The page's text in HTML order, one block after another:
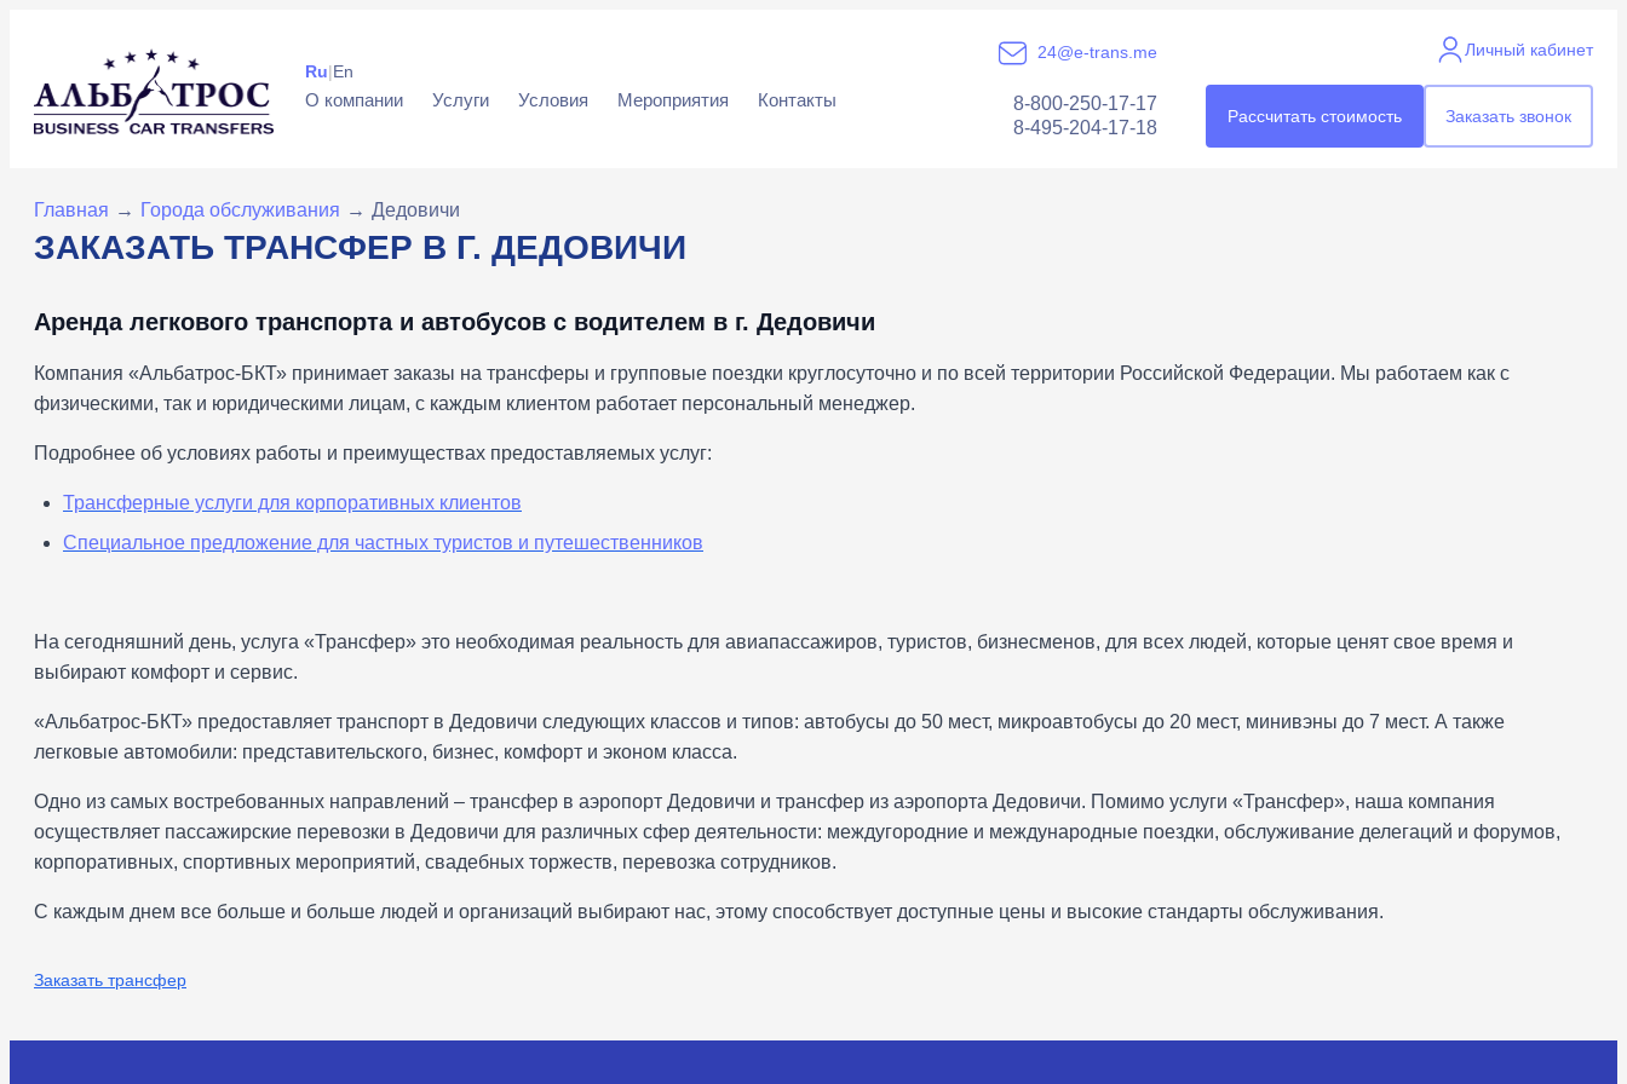
Ru|En
О компании Услуги Условия Мероприятия Контакты
24@e-trans.me Личный кабинет
8-800-250-17-17
8-495-204-17-18
Рассчитать стоимость Заказать звонок
Главная → Города обслуживания → Дедовичи
ЗАКАЗАТЬ ТРАНСФЕР В Г. ДЕДОВИЧИ
Аренда легкового транспорта и автобусов с водителем в г. Дедовичи
Компания «Альбатрос-БКТ» принимает заказы на трансферы и групповые поездки круглосуточно и по всей территории Российской Федерации. Мы работаем как с
физическими, так и юридическими лицам, с каждым клиентом работает персональный менеджер.
Подробнее об условиях работы и преимуществах предоставляемых услуг:
Трансферные услуги для корпоративных клиентов
Специальное предложение для частных туристов и путешественников
На сегодняшний день, услуга «Трансфер» это необходимая реальность для авиапассажиров, туристов, бизнесменов, для всех людей, которые ценят свое время и
выбирают комфорт и сервис.
«Альбатрос-БКТ» предоставляет транспорт в Дедовичи следующих классов и типов: автобусы до 50 мест, микроавтобусы до 20 мест, минивэны до 7 мест. А также
легковые автомобили: представительского, бизнес, комфорт и эконом класса.
Одно из самых востребованных направлений – трансфер в аэропорт Дедовичи и трансфер из аэропорта Дедовичи. Помимо услуги «Трансфер», наша компания
осуществляет пассажирские перевозки в Дедовичи для различных сфер деятельности: междугородние и международные поездки, обслуживание делегаций и форумов,
корпоративных, спортивных мероприятий, свадебных торжеств, перевозка сотрудников.
С каждым днем все больше и больше людей и организаций выбирают нас, этому способствует доступные цены и высокие стандарты обслуживания.
Заказать трансфер